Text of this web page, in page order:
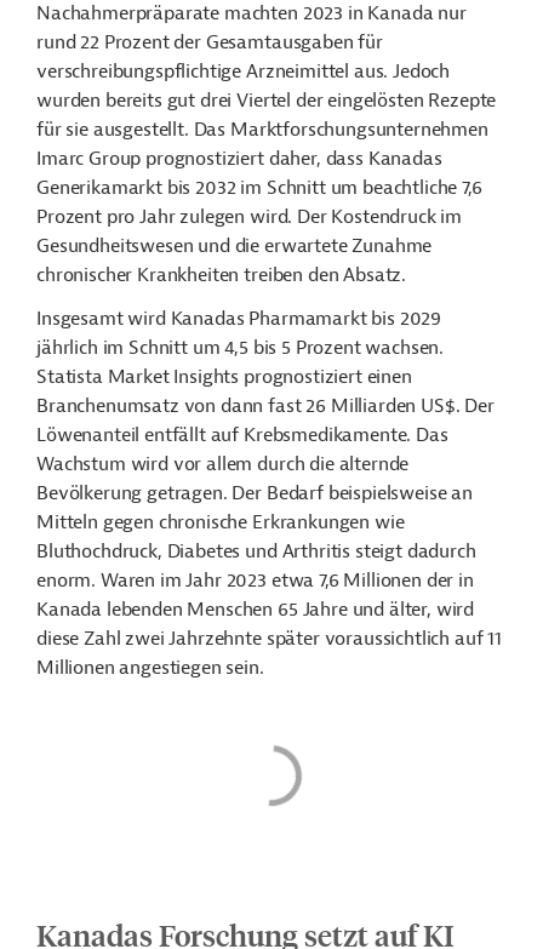
Nachahmerpräparate machten 2023 in Kanada nur
rund 22 Prozent der Gesamtausgaben für
verschreibungspflichtige Arzneimittel aus. Jedoch
wurden bereits gut drei Viertel der eingelösten Rezepte
für sie ausgestellt. Das Marktforschungsunternehmen
Imarc Group prognostiziert daher, dass Kanadas
Generikamarkt bis 2032 im Schnitt um beachtliche 7,6
Prozent pro Jahr zulegen wird. Der Kostendruck im
Gesundheitswesen und die erwartete Zunahme
chronischer Krankheiten treiben den Absatz.
Insgesamt wird Kanadas Pharmamarkt bis 2029
jährlich im Schnitt um 4,5 bis 5 Prozent wachsen.
Statista Market Insights prognostiziert einen
Branchenumsatz von dann fast 26 Milliarden US$. Der
Löwenanteil entfällt auf Krebsmedikamente. Das
Wachstum wird vor allem durch die alternde
Bevölkerung getragen. Der Bedarf beispielsweise an
Mitteln gegen chronische Erkrankungen wie
Bluthochdruck, Diabetes und Arthritis steigt dadurch
enorm. Waren im Jahr 2023 etwa 7,6 Millionen der in
Kanada lebenden Menschen 65 Jahre und älter, wird
diese Zahl zwei Jahrzehnte später voraussichtlich auf 11
Millionen angestiegen sein.
Kanadas Forschung setzt auf KI